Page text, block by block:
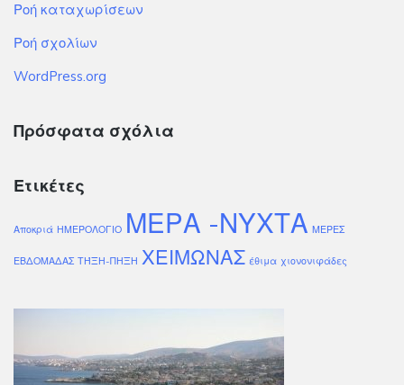
Ροή καταχωρίσεων
Ροή σχολίων
WordPress.org
Πρόσφατα σχόλια
Ετικέτες
Αποκριά ΗΜΕΡΟΛΟΓΙΟ ΜΕΡΑ -ΝΥΧΤΑ ΜΕΡΕΣ
ΕΒΔΟΜΑΔΑΣ ΤΉΞΗ-ΠΗΞΗ ΧΕΙΜΩΝΑΣ έθιμα χιονονιφάδες